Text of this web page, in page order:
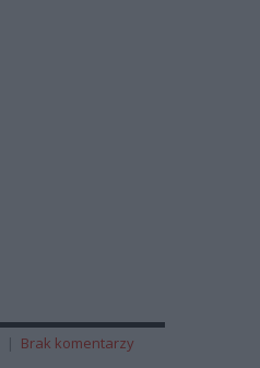
| Brak komentarzy